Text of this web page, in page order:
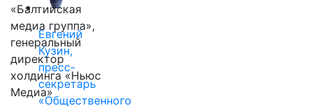
Евгений
Кузин,
пресс-
секретарь
«Общественного
«Балтийская
медиа группа»,
генеральный
директор
холдинга «Ньюс
Медиа»